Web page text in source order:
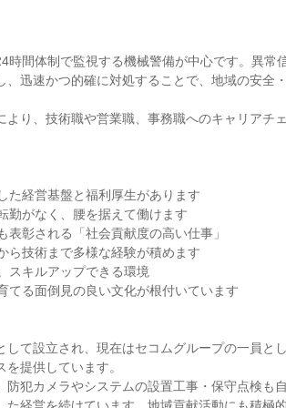
時間体制で監視する機械警備が中心です。異常
迅速かつ的確に対処することで、地域の安全
り、技術職や営業職、事務職へのキャリアチ
た経営基盤と福利厚生があります
勤がなく、腰を据えて働けます
彰される「社会貢献度の高い仕事」
ら技術まで多様な経験が積めます
スキルアップできる環境
てる面倒見の良い文化が根付いています
て設立され、現在はセコムグループの一員と
提供しています。
犯カメラやシステムの設置工事・保守点検も